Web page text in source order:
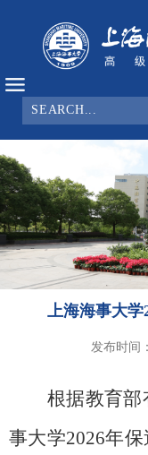
上海海事大学
发布时间
根据教育
事大学2026年